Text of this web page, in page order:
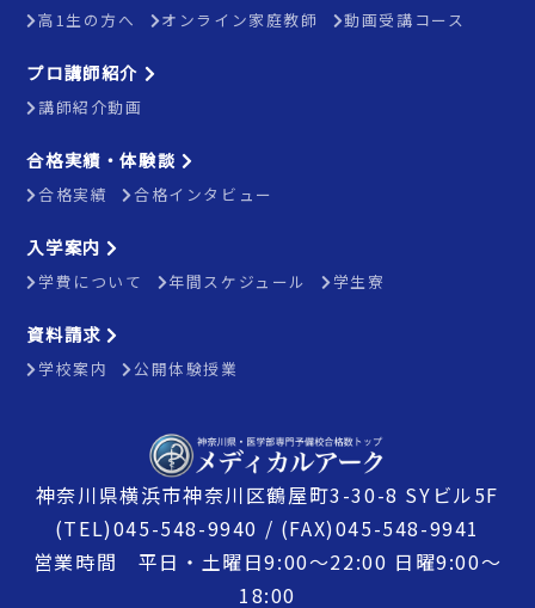
高1生の方へ
オンライン家庭教師 動画受講コース
プロ講師紹介
講師紹介動画
合格実績・体験談
合格実績 合格インタビュー
入学案内
学費について 年間スケジュール 学生寮
資料請求
学校案内 公開体験授業
神奈川県横浜市神奈川区鶴屋町3-30-8 SYビル5F
(TEL)045-548-9940 / (FAX)045-548-9941
営業時間 平日・土曜日9:00〜22:00 日曜9:00〜
18:00